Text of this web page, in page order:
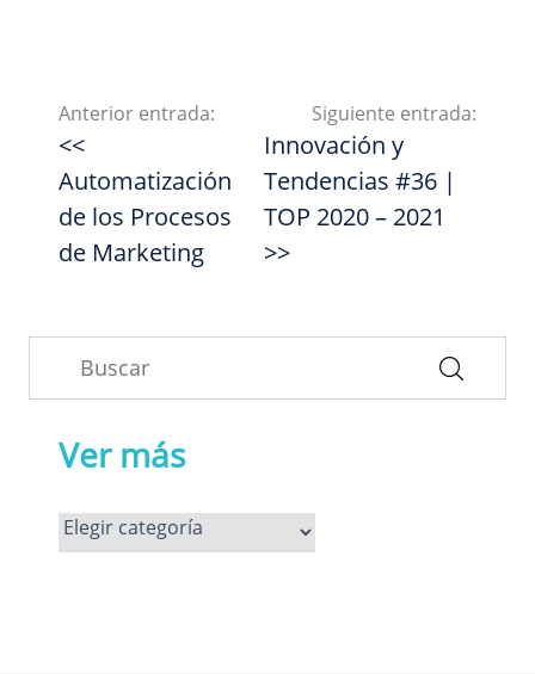
Anterior entrada:
<<
Automatización
de los Procesos
de Marketing
Siguiente entrada:
Innovación y
Tendencias #36 |
TOP 2020 – 2021
>>
Ver más
Ver
más